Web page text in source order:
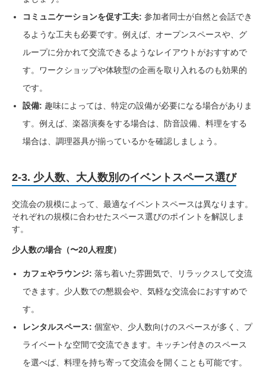
コミュニケーションを促す工夫: 参加者同士が自然と会話でき
るような工夫も必要です。例えば、オープンスペースや、グ
ループに分かれて交流できるようなレイアウトがおすすめで
す。ワークショップや体験型の企画を取り入れるのも効果的
です。
設備: 趣味によっては、特定の設備が必要になる場合がありま
す。例えば、楽器演奏をする場合は、防音設備、料理をする
場合は、調理器具が揃っているかを確認しましょう。
2-3. 少人数、大人数別のイベントスペース選び
交流会の規模によって、最適なイベントスペースは異なります。
それぞれの規模に合わせたスペース選びのポイントを解説しま
す。
少人数の場合（〜20人程度）
カフェやラウンジ: 落ち着いた雰囲気で、リラックスして交流
できます。少人数での懇親会や、気軽な交流会におすすめで
す。
レンタルスペース: 個室や、少人数向けのスペースが多く、プ
ライベートな空間で交流できます。キッチン付きのスペース
を選べば、料理を持ち寄って交流会を開くことも可能です。